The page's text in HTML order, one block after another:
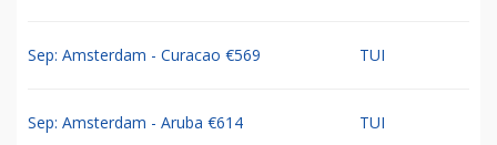
Sep: Amsterdam - Curacao €569 TUI
Sep: Amsterdam - Aruba €614 TUI